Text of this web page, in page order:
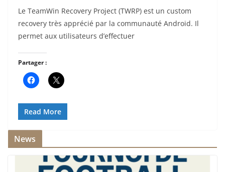
Le TeamWin Recovery Project (TWRP) est un custom
recovery très apprécié par la communauté Android. Il
permet aux utilisateurs d’effectuer
Partager :
Read More
News